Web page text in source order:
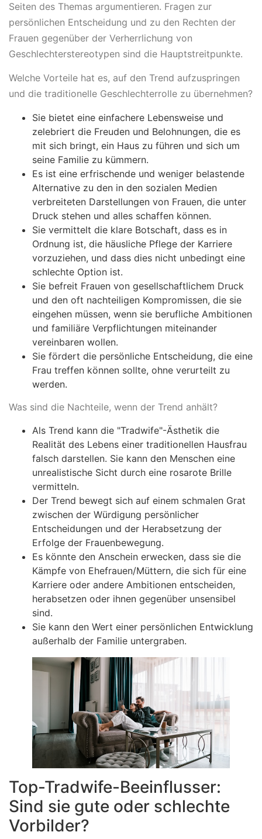
Seiten des Themas argumentieren. Fragen zur
persönlichen Entscheidung und zu den Rechten der
Frauen gegenüber der Verherrlichung von
Geschlechterstereotypen sind die Hauptstreitpunkte.
Welche Vorteile hat es, auf den Trend aufzuspringen
und die traditionelle Geschlechterrolle zu übernehmen?
Sie bietet eine einfachere Lebensweise und
zelebriert die Freuden und Belohnungen, die es
mit sich bringt, ein Haus zu führen und sich um
seine Familie zu kümmern.
Es ist eine erfrischende und weniger belastende
Alternative zu den in den sozialen Medien
verbreiteten Darstellungen von Frauen, die unter
Druck stehen und alles schaffen können.
Sie vermittelt die klare Botschaft, dass es in
Ordnung ist, die häusliche Pflege der Karriere
vorzuziehen, und dass dies nicht unbedingt eine
schlechte Option ist.
Sie befreit Frauen von gesellschaftlichem Druck
und den oft nachteiligen Kompromissen, die sie
eingehen müssen, wenn sie berufliche Ambitionen
und familiäre Verpflichtungen miteinander
vereinbaren wollen.
Sie fördert die persönliche Entscheidung, die eine
Frau treffen können sollte, ohne verurteilt zu
werden.
Was sind die Nachteile, wenn der Trend anhält?
Als Trend kann die "Tradwife"-Ästhetik die
Realität des Lebens einer traditionellen Hausfrau
falsch darstellen. Sie kann den Menschen eine
unrealistische Sicht durch eine rosarote Brille
vermitteln.
Der Trend bewegt sich auf einem schmalen Grat
zwischen der Würdigung persönlicher
Entscheidungen und der Herabsetzung der
Erfolge der Frauenbewegung.
Es könnte den Anschein erwecken, dass sie die
Kämpfe von Ehefrauen/Müttern, die sich für eine
Karriere oder andere Ambitionen entscheiden,
herabsetzen oder ihnen gegenüber unsensibel
sind.
Sie kann den Wert einer persönlichen Entwicklung
außerhalb der Familie untergraben.
Top-Tradwife-Beeinflusser:
Sind sie gute oder schlechte
Vorbilder?